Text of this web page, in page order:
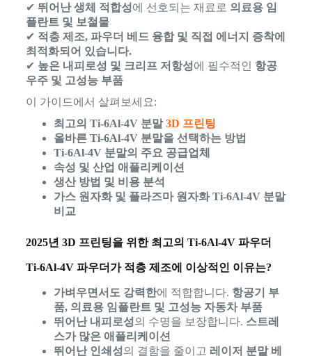
✔ 뛰어난 생체 적합성에 선호되는 재료로 의료용 임
플란트 및 보철물
✔ 적층 제조, 파우더 베드 융합 및 직접 에너지 증착에
최적화되어 있습니다.
✔ 높은 내피로성 및 크리프 저항성에 필수적인 항공
우주 및 고성능 부품
이 가이드에서 살펴보세요:
최고의 Ti-6Al-4V 분말3D 프린팅
올바른 Ti-6Al-4V 분말을 선택하는 방법
Ti-6Al-4V 분말의 주요 공급업체
속성 및 산업 애플리케이션
생산 방법 및 비용 분석
가스 원자화 및 플라즈마 원자화 Ti-6Al-4V 분말
비교
2025년 3D 프린팅을 위한 최고의 Ti-6Al-4V 파우더
Ti-6Al-4V 파우더가 적층 제조에 이상적인 이유는?
가벼우면서도 강력한에 적합합니다. 항공기 부
품, 의료용 임플란트 및 고성능 자동차 부품
뛰어난 내피로성의 수명을 보장합니다. 스트레
스가 많은 애플리케이션
뛰어난 인쇄성의 결함을 줄이고 레이저 분말 베